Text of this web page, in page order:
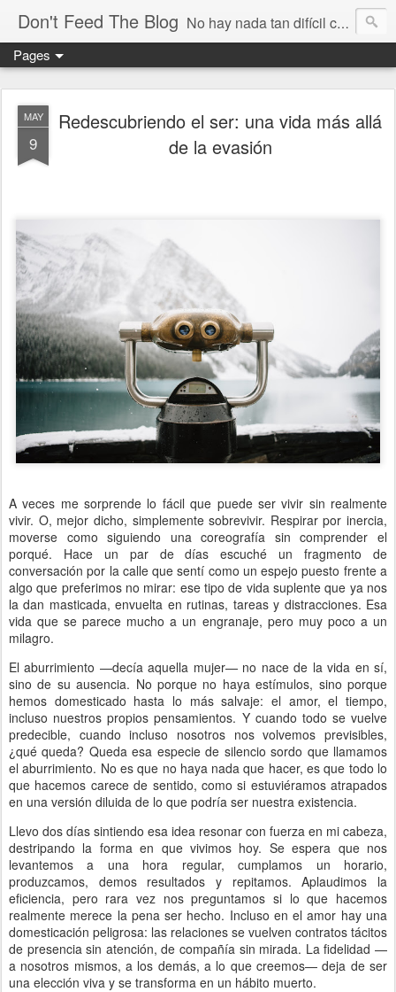
Don't Feed The Blog No hay nada tan difícil como no engañarse
Pages
MAY
9
Redescubriendo el ser: una vida más allá
de la evasión
A veces me sorprende lo fácil que puede ser vivir sin realmente
vivir. O, mejor dicho, simplemente sobrevivir. Respirar por inercia,
moverse como siguiendo una coreografía sin comprender el
porqué. Hace un par de días escuché un fragmento de
conversación por la calle que sentí como un espejo puesto frente a
algo que preferimos no mirar: ese tipo de vida suplente que ya nos
la dan masticada, envuelta en rutinas, tareas y distracciones. Esa
vida que se parece mucho a un engranaje, pero muy poco a un
milagro.
El aburrimiento —decía aquella mujer— no nace de la vida en sí,
sino de su ausencia. No porque no haya estímulos, sino porque
hemos domesticado hasta lo más salvaje: el amor, el tiempo,
incluso nuestros propios pensamientos. Y cuando todo se vuelve
predecible, cuando incluso nosotros nos volvemos previsibles,
¿qué queda? Queda esa especie de silencio sordo que llamamos
el aburrimiento. No es que no haya nada que hacer, es que todo lo
que hacemos carece de sentido, como si estuviéramos atrapados
en una versión diluida de lo que podría ser nuestra existencia.
Llevo dos días sintiendo esa idea resonar con fuerza en mi cabeza,
destripando la forma en que vivimos hoy. Se espera que nos
levantemos a una hora regular, cumplamos un horario,
produzcamos, demos resultados y repitamos. Aplaudimos la
eficiencia, pero rara vez nos preguntamos si lo que hacemos
realmente merece la pena ser hecho. Incluso en el amor hay una
domesticación peligrosa: las relaciones se vuelven contratos tácitos
de presencia sin atención, de compañía sin mirada. La fidelidad —
a nosotros mismos, a los demás, a lo que creemos— deja de ser
una elección viva y se transforma en un hábito muerto.